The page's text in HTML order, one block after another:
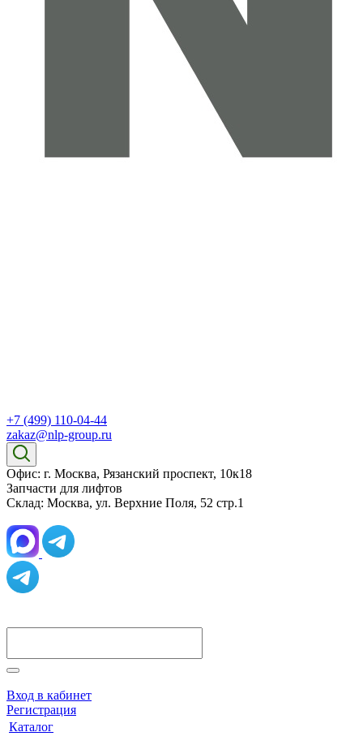
+7 (499) 110-04-44
zakaz@nlp-group.ru
Офис: г. Москва, Рязанский проспект, 10к18
Запчасти для лифтов
Склад: Москва, ул. Верхние Поля, 52 стр.1
Вход в кабинет
Регистрация
Каталог